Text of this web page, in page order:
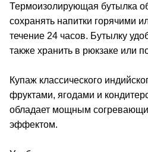
Термоизолирующая бутылка
сохранять напитки горячими
течение 24 часов. Бутылку
также хранить в рюкзаке или
Купаж классического
фруктами, ягодами и
обладает мощным
эффектом.